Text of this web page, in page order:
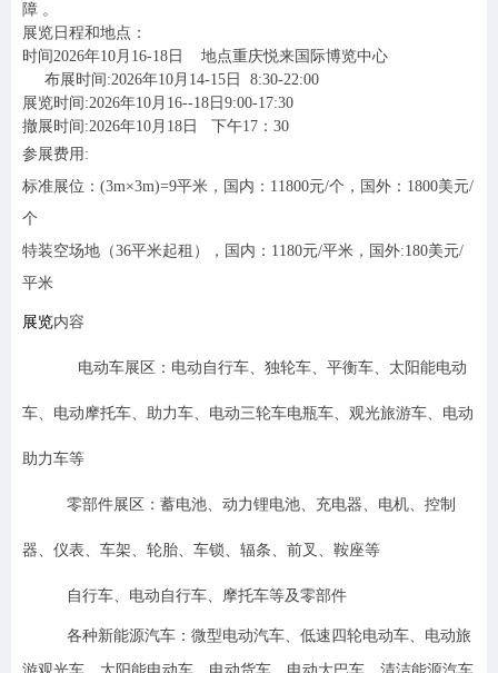
障 。
展览日程和地点：
时间2026年10月16-18日 地点重庆悦来国际博览中心
布展时间:2026年10月14-15日 8:30-22:00
展览时间:2026年10月16--18日9:00-17:30
撤展时间:2026年10月18日 下午17：30
参展费用:
标准展位： (3m×3m)=9平米， 国内：11800元/个，国外：1800美元/
个
特装空场地（36平米起租），国内：1180元/平米，国外:180美元/
平米
展览内容
电动车展区：电动自行车、独轮车、平衡车、太阳能电动
车、电动摩托车、助力车、电动三轮车电瓶车、观光旅游车、电动
助力车等
零部件展区：蓄电池、动力锂电池、充电器、电机、控制
器、仪表、车架、轮胎、车锁、辐条、前叉、鞍座等
自行车、电动自行车、摩托车等及零部件
各种新能源汽车：微型电动汽车、低速四轮电动车、电动旅